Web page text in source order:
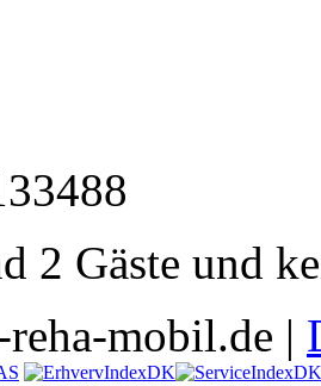
2 Gäste und
mobil.de |